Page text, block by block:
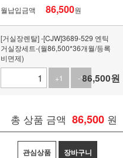
월납입금액
86,500원
[거실장렌탈] -[CJW]3689-529 엔틱
거실장세트-(월86,500*36개월/등록
비면제)
+1
-186,500원
총 상품 금액 86,500 원
관심상품 장바구니